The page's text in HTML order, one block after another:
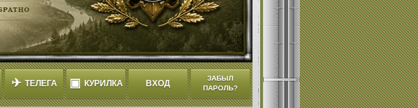
✈ ТЕЛЕГА ▣ КУРИЛКА ВХОД
ЗАБЫЛ
ПАРОЛЬ?